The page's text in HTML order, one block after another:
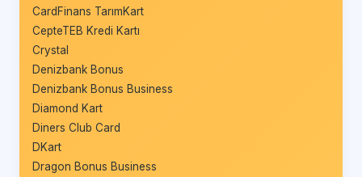
CardFinans TarımKart
CepteTEB Kredi Kartı
Crystal
Denizbank Bonus
Denizbank Bonus Business
Diamond Kart
Diners Club Card
DKart
Dragon Bonus Business